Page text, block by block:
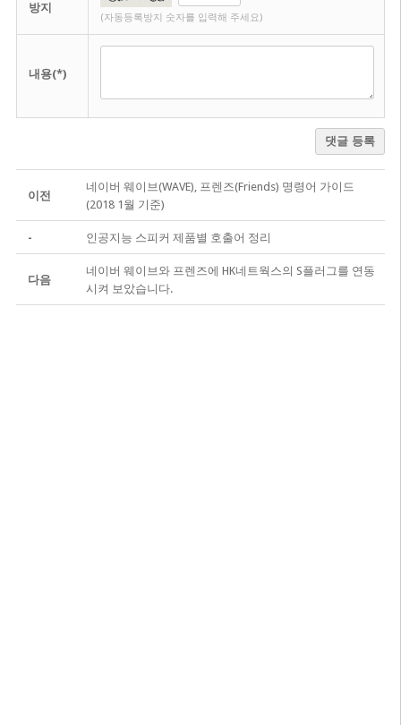
방지
(자동등록방지 숫자를 입력해 주세요)
내용(*)
댓글 등록
이전
네이버 웨이브(WAVE), 프렌즈(Friends) 명령어 가이드
(2018 1월 기준)
- 인공지능 스피커 제품별 호출어 정리
다음
네이버 웨이브와 프렌즈에 HK네트웍스의 S플러그를 연동
시켜 보았습니다.